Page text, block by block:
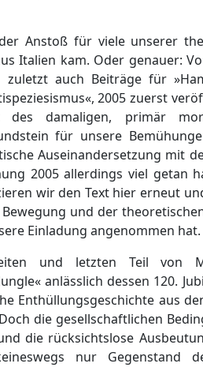
Anstoß für viele unserer
Italien kam. Oder genauer:
auch Beiträge für
2005 zuerst
damaligen, primär
für unsere
Auseinandersetzung mit
2005 allerdings viel getan
wir den Text hier erneut
und der
Einladung angenommen hat.
und letzten Teil von
anlässlich dessen 120.
Enthüllungsgeschichte aus
die gesellschaftlichen
die rücksichtslose
nur Gegenstand